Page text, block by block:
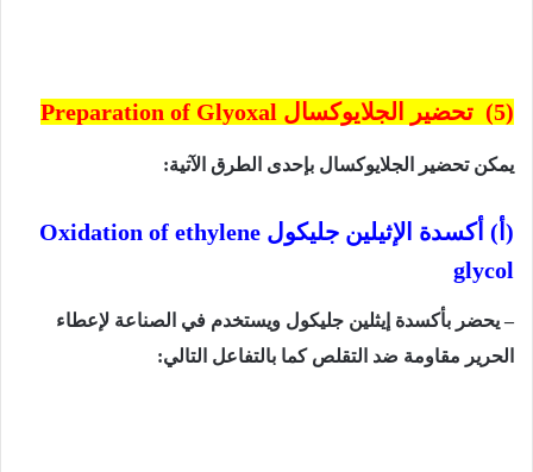
(5) تحضير الجلايوكسال Preparation of Glyoxal
يمكن تحضير الجلايوكسال بإحدى الطرق الآتية:
(أ) أكسدة الإثيلين جليكول Oxidation of ethylene
glycol
– يحضر بأكسدة إيثلين جليكول ويستخدم في الصناعة لإعطاء
الحرير مقاومة ضد التقلص كما بالتفاعل التالي: